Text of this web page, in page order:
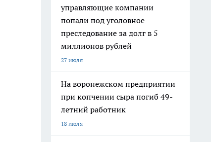
управляющие компании
попали под уголовное
преследование за долг в 5
миллионов рублей
27 июля
На воронежском предприятии
при копчении сыра погиб 49-
летний работник
18 июля